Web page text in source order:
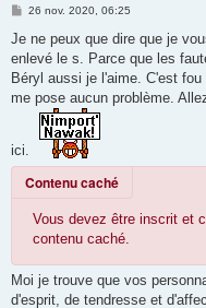
M
s
a
g
26 nov. 2020, 06:25
Je ne peux que dire que je
enlevé le s. Parce que les
Béryl aussi je l'aime. C'est
me pose aucun problème.
ici.
Contenu caché
Vous devez être inscrit et
contenu caché.
Moi je trouve que vos
d'esprit, de tendresse et